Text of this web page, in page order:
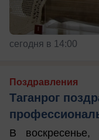
сегодня в 14:00
Поздравления
Таганрог
В воскресенье,